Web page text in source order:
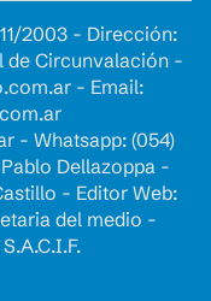
2003 - Dirección:
de Circunvalación -
- Email:
- Whatsapp: (054)
Dellazoppa -
- Editor Web:
del medio -